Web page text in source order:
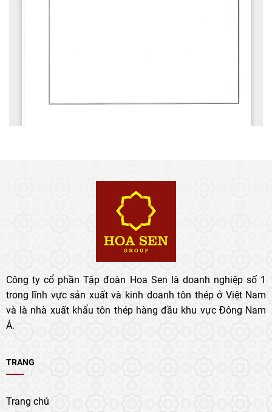
Công ty cổ phần Tập đoàn Hoa Sen là doanh nghiệp số 1
trong lĩnh vực sản xuất và kinh doanh tôn thép ở Việt Nam
và là nhà xuất khẩu tôn thép hàng đầu khu vực Đông Nam
Á.
TRANG
Trang chủ